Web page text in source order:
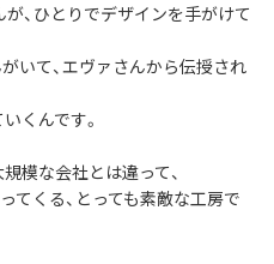
、ひとりでデザインを手がけて
いて、エヴァさんから伝授され
くんです。
規模な会社とは違って、
てくる、とっても素敵な工房で